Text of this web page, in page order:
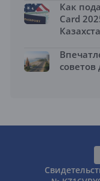
Как
Card
советов